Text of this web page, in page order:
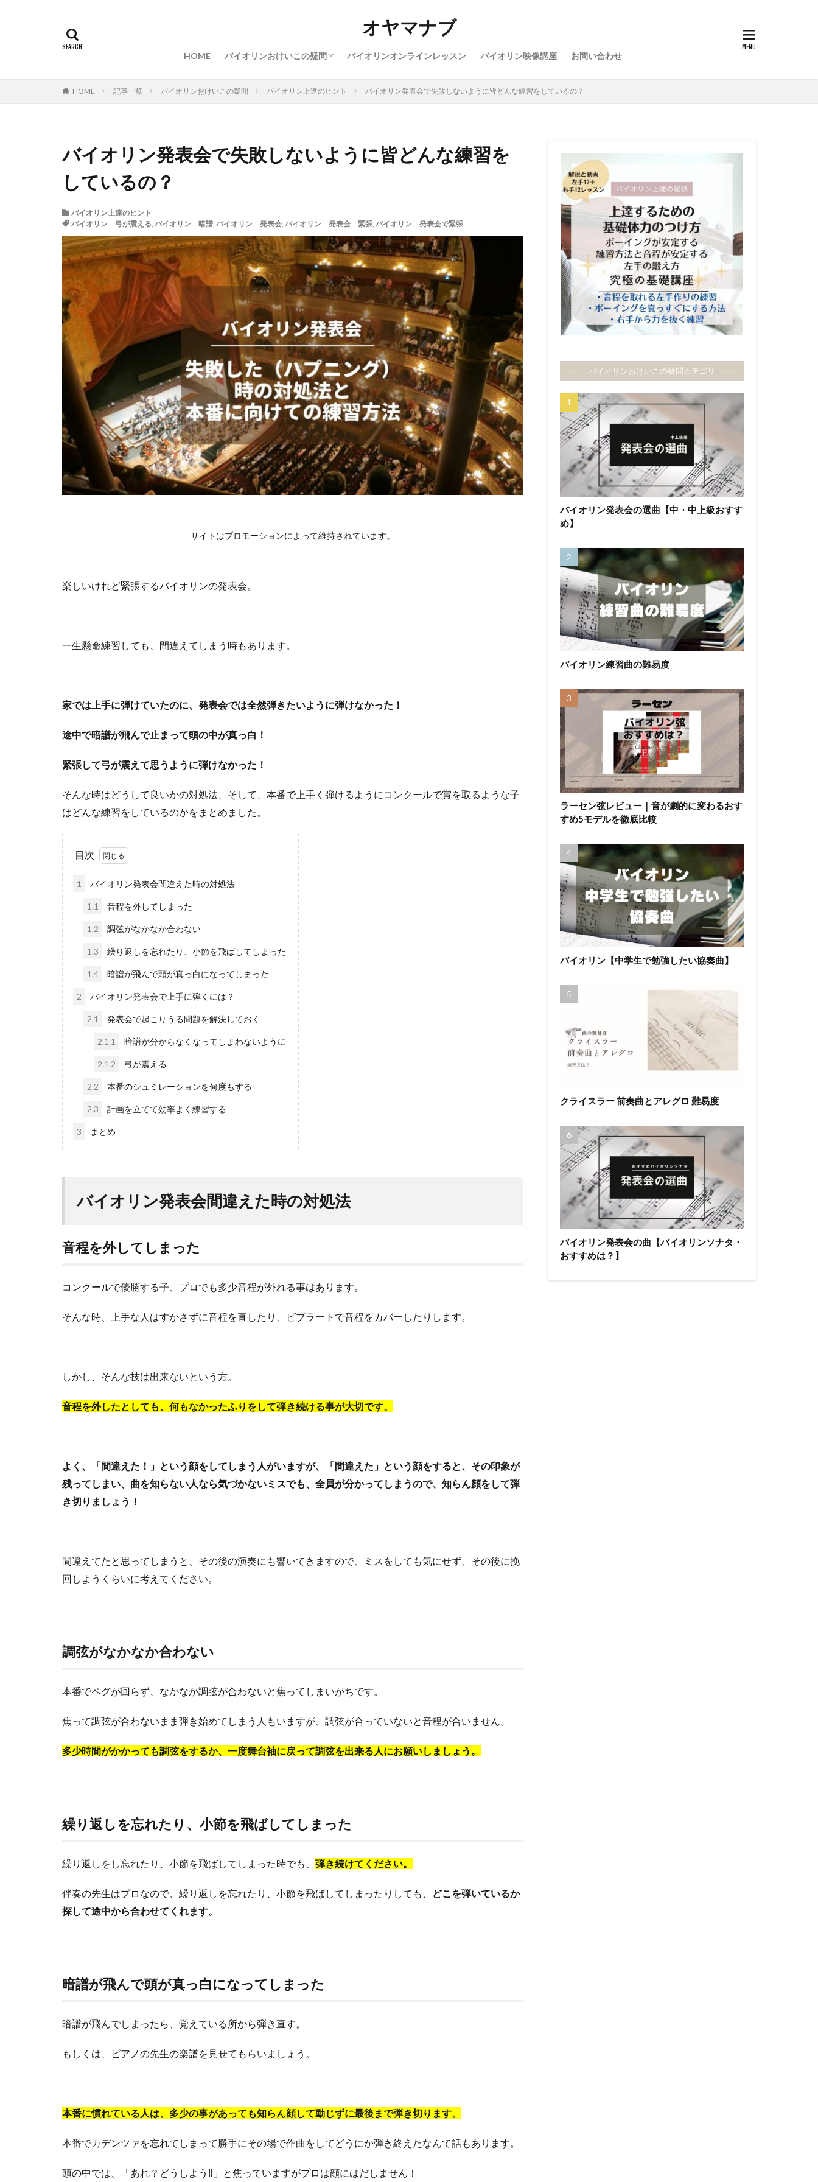
オヤマナブ
HOME バイオリンおけいこの疑問
バイオリン上達のヒント
バイオリン楽器や服装
バイオリン親御さんの悩み
バイオリン勉強したい曲
バイオリン上達に役に立つ事
音楽留学
バイオリンオンラインレッスン バイオリン映像講座 お問い合わせ
HOME 記事一覧 バイオリンおけいこの疑問 バイオリン上達のヒント バイオリン発表会で失敗しないように皆どんな練習をしているの？
バイオリン発表会で失敗しないように皆どんな練習を
しているの？
バイオリン上達のヒント
バイオリン 弓が震える, バイオリン 暗譜, バイオリン 発表会, バイオリン 発表会 緊張, バイオリン 発表会で緊張
サイトはプロモーションによって維持されています。
楽しいけれど緊張するバイオリンの発表会。
一生懸命練習しても、間違えてしまう時もあります。
家では上手に弾けていたのに、発表会では全然弾きたいように弾けなかった！
途中で暗譜が飛んで止まって頭の中が真っ白！
緊張して弓が震えて思うように弾けなかった！
そんな時はどうして良いかの対処法、そして、本番で上手く弾けるようにコンクールで賞を取るような子
はどんな練習をしているのかをまとめました。
目次
1 バイオリン発表会間違えた時の対処法
1.1 音程を外してしまった
1.2 調弦がなかなか合わない
1.3 繰り返しを忘れたり、小節を飛ばしてしまった
1.4 暗譜が飛んで頭が真っ白になってしまった
2 バイオリン発表会で上手に弾くには？
2.1 発表会で起こりうる問題を解決しておく
2.1.1 暗譜が分からなくなってしまわないように
2.1.2 弓が震える
2.2 本番のシュミレーションを何度もする
2.3 計画を立てて効率よく練習する
3 まとめ
バイオリン発表会間違えた時の対処法
音程を外してしまった
コンクールで優勝する子、プロでも多少音程が外れる事はあります。
そんな時、上手な人はすかさずに音程を直したり、ビブラートで音程をカバーしたりします。
しかし、そんな技は出来ないという方。
音程を外したとしても、何もなかったふりをして弾き続ける事が大切です。
よく、「間違えた！」という顔をしてしまう人がいますが、「間違えた」という顔をすると、その印象が
残ってしまい、曲を知らない人なら気づかないミスでも、全員が分かってしまうので、知らん顔をして弾
き切りましょう！
間違えてたと思ってしまうと、その後の演奏にも響いてきますので、ミスをしても気にせず、その後に挽
回しようくらいに考えてください。
調弦がなかなか合わない
本番でペグが回らず、なかなか調弦が合わないと焦ってしまいがちです。
焦って調弦が合わないまま弾き始めてしまう人もいますが、調弦が合っていないと音程が合いません。
多少時間がかかっても調弦をするか、一度舞台袖に戻って調弦を出来る人にお願いしましょう。
繰り返しを忘れたり、小節を飛ばしてしまった
繰り返しをし忘れたり、小節を飛ばしてしまった時でも、 弾き続けてください。
伴奏の先生はプロなので、繰り返しを忘れたり、小節を飛ばしてしまったりしても、
どこを弾いているか
探して途中から合わせてくれます。
暗譜が飛んで頭が真っ白になってしまった
暗譜が飛んでしまったら、覚えている所から弾き直す。
もしくは、ピアノの先生の楽譜を見せてもらいましょう。
本番に慣れている人は、多少の事があっても知らん顔して動じずに最後まで弾き切ります。
本番でカデンツァを忘れてしまって勝手にその場で作曲をしてどうにか弾き終えたなんて話もあります。
頭の中では、「あれ？どうしよう‼」と焦っていますがプロは顔にはだしません！
バイオリンおけいこの疑問カテゴリ
バイオリン発表会の選曲【中・中上級おすす
め】
バイオリン練習曲の難易度
ラーセン弦レビュー｜音が劇的に変わるおす
すめ5モデルを徹底比較
バイオリン【中学生で勉強したい協奏曲】
クライスラー 前奏曲とアレグロ 難易度
バイオリン発表会の曲【バイオリンソナタ・
おすすめは？】